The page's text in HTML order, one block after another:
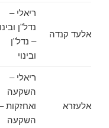
אלעד קנדה
ריאלי –
נדל"ן ובינוי
– נדל"ן
ובינוי
אלעזרא
ריאלי –
השקעה
ואחזקות –
השקעה